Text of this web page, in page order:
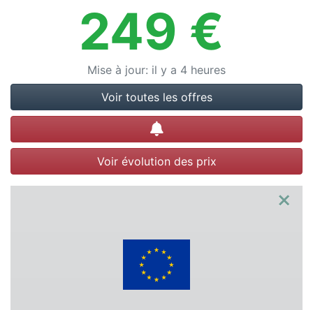
249 €
Mise à jour: il y a 4 heures
Voir toutes les offres
Créer une alerte
Voir évolution des prix
×